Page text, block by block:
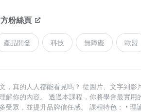
粉絲頁
產品開發 科技 無障礙 歐盟
，真的人人都能看見嗎？ 從圖片、文字到
解你的內容。 透過本課程，你將學會最實
受眾，並提升品牌信任感。 課程特色： • 理